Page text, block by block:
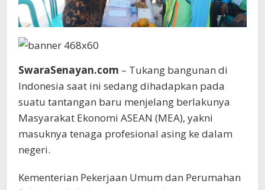
SwaraSenayan.com – Tukang bangunan di
Indonesia saat ini sedang dihadapkan pada
suatu tantangan baru menjelang berlakunya
Masyarakat Ekonomi ASEAN (MEA), yakni
masuknya tenaga profesional asing ke dalam
negeri.
Kementerian Pekerjaan Umum dan Perumahan